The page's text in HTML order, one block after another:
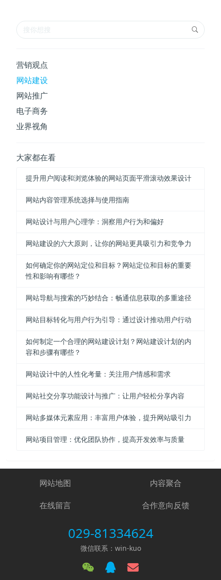
营销观点
网站建设
网站推广
电子商务
业界视角
大家都在看
提升用户阅读和浏览体验的网站页面平滑滚动效果设计
网站内容管理系统选择与使用指南
网站设计与用户心理学：洞察用户行为和偏好
网站建设的六大原则，让你的网站更具吸引力和竞争力
如何确定你的网站定位和目标？网站定位和目标的重要
性和影响有哪些？
网站导航与搜索的巧妙结合：畅通信息获取的多重途径
网站目标转化与用户行为引导：通过设计推动用户行动
如何制定一个合理的网站建设计划？网站建设计划的内
容和步骤有哪些？
网站设计中的人性化考量：关注用户情感和需求
网站社交分享功能设计与推广：让用户轻松分享内容
网站多媒体元素应用：丰富用户体验，提升网站吸引力
网站项目管理：优化团队协作，提高开发效率与质量
网站地图 内容聚合
在线留言 合作意向反馈
029-81334624
微信联系：win-kuo